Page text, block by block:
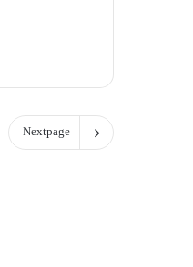
Next page